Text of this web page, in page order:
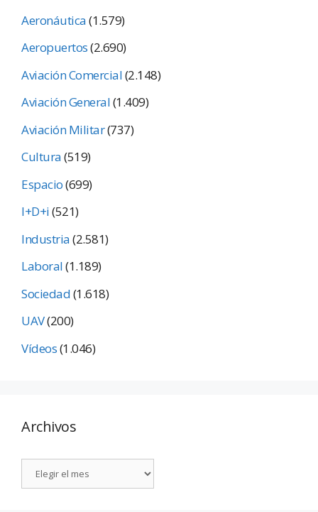
Aeronáutica(1.579)
Aeropuertos(2.690)
Aviación Comercial(2.148)
Aviación General(1.409)
Aviación Militar(737)
Cultura(519)
Espacio(699)
I+D+i(521)
Industria(2.581)
Laboral(1.189)
Sociedad(1.618)
UAV(200)
Vídeos(1.046)
Archivos